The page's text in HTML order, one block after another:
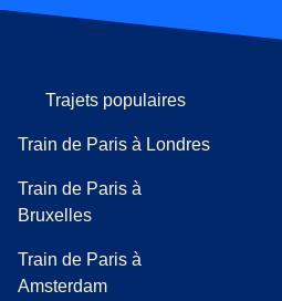
Trajets populaires
Train de Paris à Londres
Train de Paris à
Bruxelles
Train de Paris à
Amsterdam